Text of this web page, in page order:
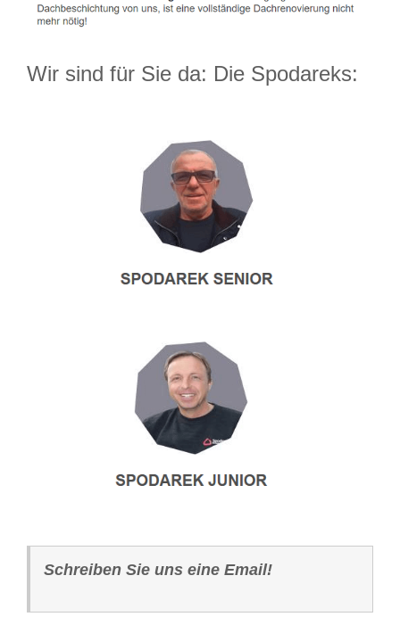
Wir sind für Sie da: Die Spodareks:
Schreiben Sie uns eine Email!